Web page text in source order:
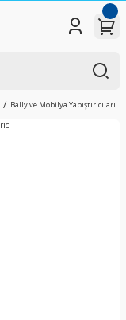
Bally ve Mobilya Yapıştırıcıları